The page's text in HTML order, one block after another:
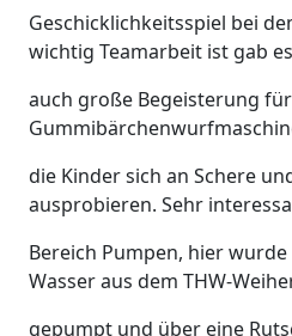
Geschicklichkeitsspiel bei
wichtig Teamarbeit ist gab es
auch große Begeisterung
die Kinder sich an Schere
ausprobieren. Sehr
Bereich Pumpen, hier
Wasser aus dem THW-
gepumpt und über eine